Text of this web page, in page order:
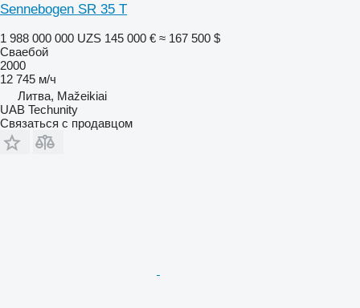
Sennebogen SR 35 T
1 988 000 000 UZS 145 000 € ≈ 167 500 $
Сваебой
2000
12 745 м/ч
Литва, Mažeikiai
UAB Techunity
Связаться с продавцом